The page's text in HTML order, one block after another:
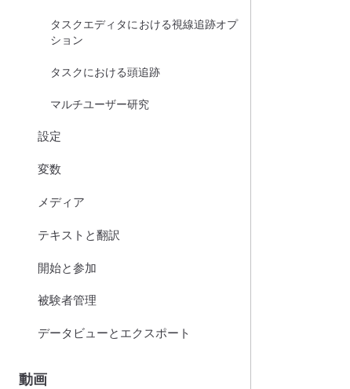
タスクエディタにおける視線追跡オプ
ション
タスクにおける頭追跡
マルチユーザー研究
設定
変数
メディア
テキストと翻訳
開始と参加
被験者管理
データビューとエクスポート
動画